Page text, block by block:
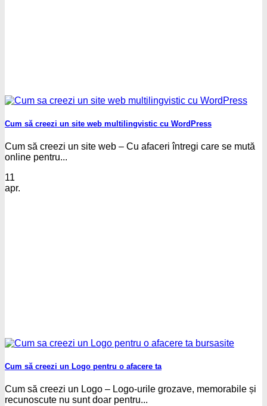
Cum să creezi un site web multilingvistic cu WordPress
Cum să creezi un site web – Cu afaceri întregi care se mută
online pentru...
11
apr.
Cum să creezi un Logo pentru o afacere ta
Cum să creezi un Logo – Logo-urile grozave, memorabile și
recunoscute nu sunt doar pentru...